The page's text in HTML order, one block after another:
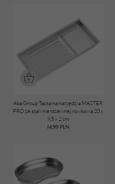
Aba Group Tacka na narzędzia MASTER
PRO ze stali nierdzewnej rowkowa 20 x
9,5 x 2 cm
14,99 PLN